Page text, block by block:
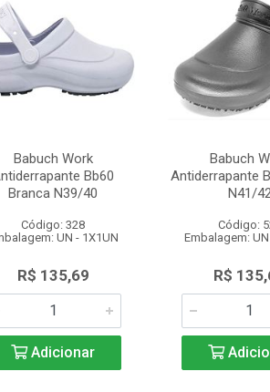
Babuch Work
Bb60
Branca N39/40
Código: 328
UN - 1X1UN
R$ 135,69
Adicionar
Babuch
Antiderrapante
N41/
Código:
Embalagem:
R$